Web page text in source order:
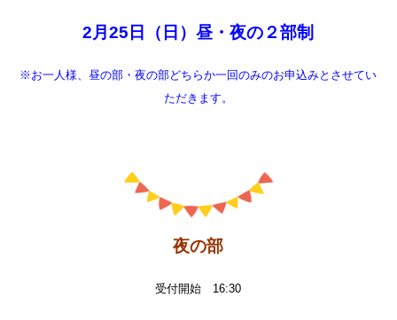
2月25日（日）昼・夜の２部制
※お一人様、昼の部・夜の部どちらか一回のみのお申込みとさせてい
ただきます。
夜の部
受付開始 16:30